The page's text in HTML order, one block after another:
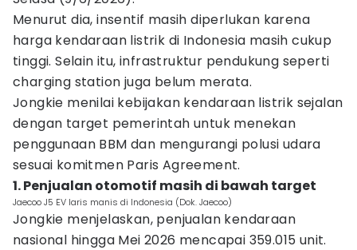
Menurut dia, insentif masih diperlukan karena
harga kendaraan listrik di Indonesia masih cukup
tinggi. Selain itu, infrastruktur pendukung seperti
charging station juga belum merata.
Jongkie menilai kebijakan kendaraan listrik sejalan
dengan target pemerintah untuk menekan
penggunaan BBM dan mengurangi polusi udara
sesuai komitmen Paris Agreement.
1. Penjualan otomotif masih di bawah target
Jaecoo J5 EV laris manis di Indonesia (Dok. Jaecoo)
Jongkie menjelaskan, penjualan kendaraan
nasional hingga Mei 2026 mencapai 359.015 unit.